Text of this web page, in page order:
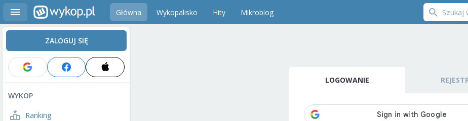
Główna Wykopalisko Hity Mikroblog
ZALOGUJ SIĘ
WYKOP
Ranking
LOGOWANIE